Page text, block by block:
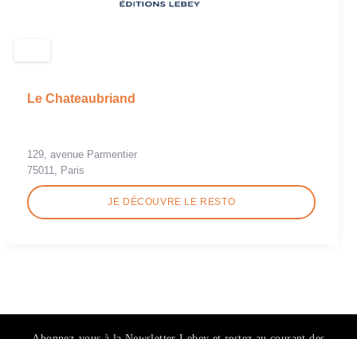
Le Chateaubriand
129, avenue Parmentier
75011, Paris
JE DÉCOUVRE LE RESTO